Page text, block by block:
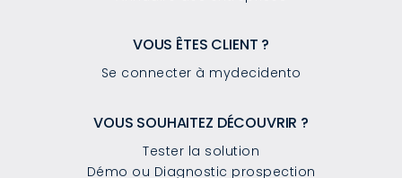
VOUS ÊTES CLIENT ?
Se connecter à mydecidento
VOUS SOUHAITEZ DÉCOUVRIR ?
Tester la solution
Démo ou Diagnostic prospection